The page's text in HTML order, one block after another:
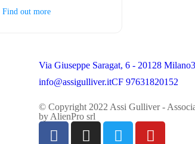
Find out more
Via Giuseppe Saragat, 6 - 20128 Milano
info@assigulliver.itCF 97631820152
© Copyright 2022 Assi Gulliver -
by AlienPro srl